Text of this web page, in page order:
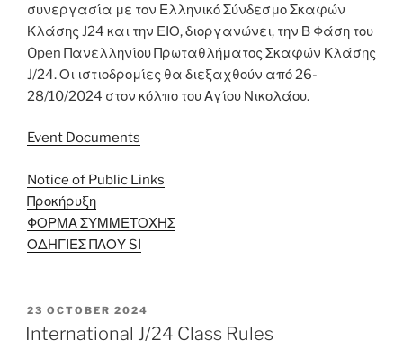
συνεργασία με τον Ελληνικό Σύνδεσμο Σκαφών
Κλάσης J24 και την ΕΙΟ, διοργανώνει, την Β Φάση του
Open Πανελληνίου Πρωταθλήματος Σκαφών Κλάσης
J/24. Οι ιστιοδρομίες θα διεξαχθούν από 26-
28/10/2024 στον κόλπο του Αγίου Νικολάου.
Event Documents
Notice of Public Links
Προκήρυξη
ΦΟΡΜΑ ΣΥΜΜΕΤΟΧΗΣ
ΟΔΗΓΙΕΣ ΠΛΟΥ SI
POSTED
ON
23 OCTOBER 2024
International J/24 Class Rules